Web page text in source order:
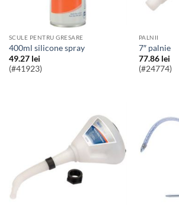
SCULE PENTRU GRESARE
400ml silicone spray
49.27 lei
(#41923)
PALNII
7″ palnie
77.86 lei
(#24774)